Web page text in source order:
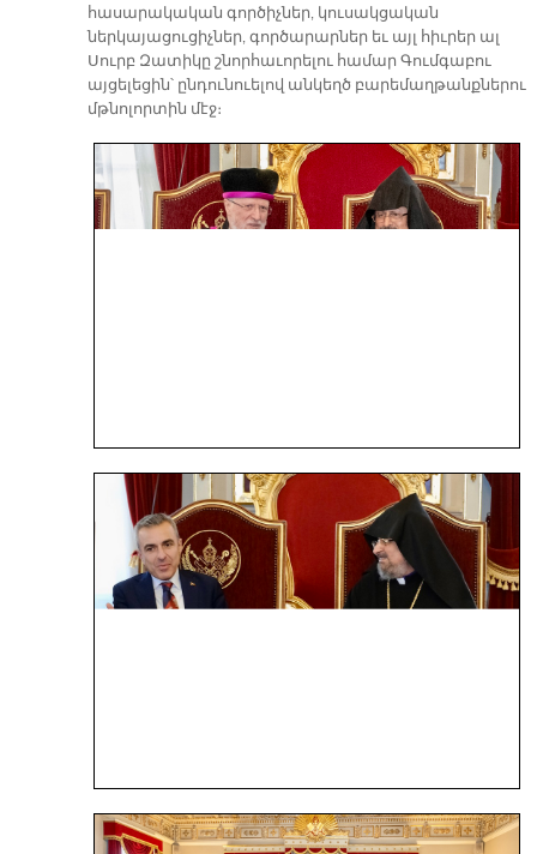
հասարակական գործիչներ, կուսակցական
ներկայացուցիչներ, գործարարներ եւ այլ հիւրեր ալ
Սուրբ Զատիկը շնորհաւորելու համար Գումգաբու
այցելեցին՝ ընդունուելով անկեղծ բարեմաղթանքներու
մթնոլորտին մէջ։